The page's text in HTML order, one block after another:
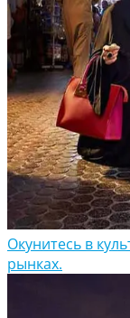
Окунитесь в
рынках.